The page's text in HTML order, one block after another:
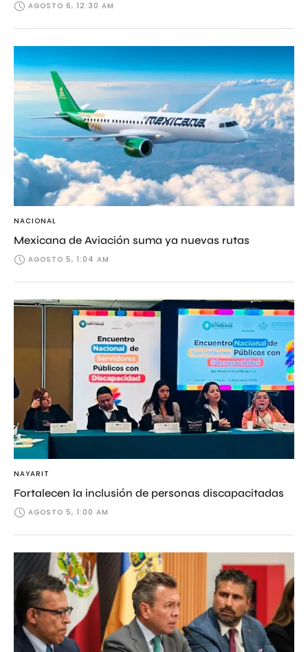
AGOSTO 6, 12:30 AM
NACIONAL
Mexicana de Aviación suma ya nuevas rutas
AGOSTO 5, 1:04 AM
NAYARIT
Fortalecen la inclusión de personas discapacitadas
AGOSTO 5, 1:00 AM